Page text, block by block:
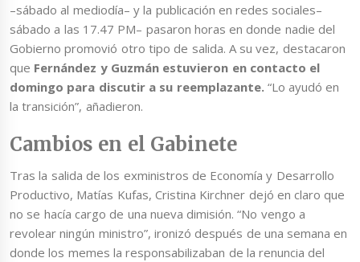
–sábado al mediodía– y la publicación en redes sociales–
sábado a las 17.47 PM– pasaron horas en donde nadie del
Gobierno promovió otro tipo de salida. A su vez, destacaron
que Fernández y Guzmán estuvieron en contacto el
domingo para discutir a su reemplazante. “Lo ayudó en
la transición”, añadieron.
Cambios en el Gabinete
Tras la salida de los exministros de Economía y Desarrollo
Productivo, Matías Kufas, Cristina Kirchner dejó en claro que
no se hacía cargo de una nueva dimisión. “No vengo a
revolear ningún ministro”, ironizó después de una semana en
donde los memes la responsabilizaban de la renuncia del